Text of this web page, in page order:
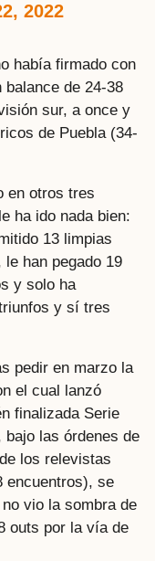
2022
había firmado con
de 24-38
sur, a once y
de Puebla (34-
en otros tres
ha ido nada bien:
13 limpias
han pegado 19
y solo ha
y sí tres
pedir en marzo la
el cual lanzó
finalizada Serie
bajo las órdenes de
los relevistas
encuentros), se
vio la sombra de
outs por la vía de